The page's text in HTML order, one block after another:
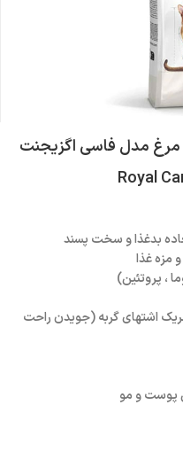
مدل فاسی اگزیجنت
بدغذا و سخت پسند
مزه غذا
اشتهای گربه (جویدن راحت
پوست و مو